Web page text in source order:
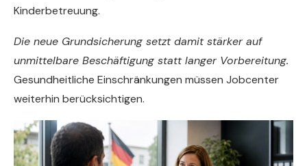
Kinderbetreuung.
Die neue Grundsicherung setzt damit stärker auf
unmittelbare Beschäftigung statt langer Vorbereitung.
Gesundheitliche Einschränkungen müssen Jobcenter
weiterhin berücksichtigen.